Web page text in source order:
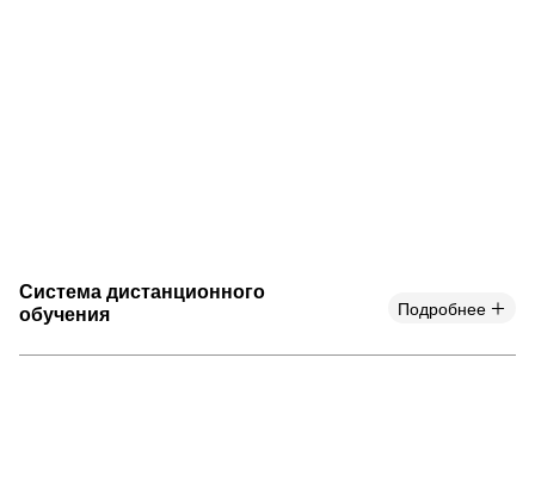
Система дистанционного
обучения
Подробнее